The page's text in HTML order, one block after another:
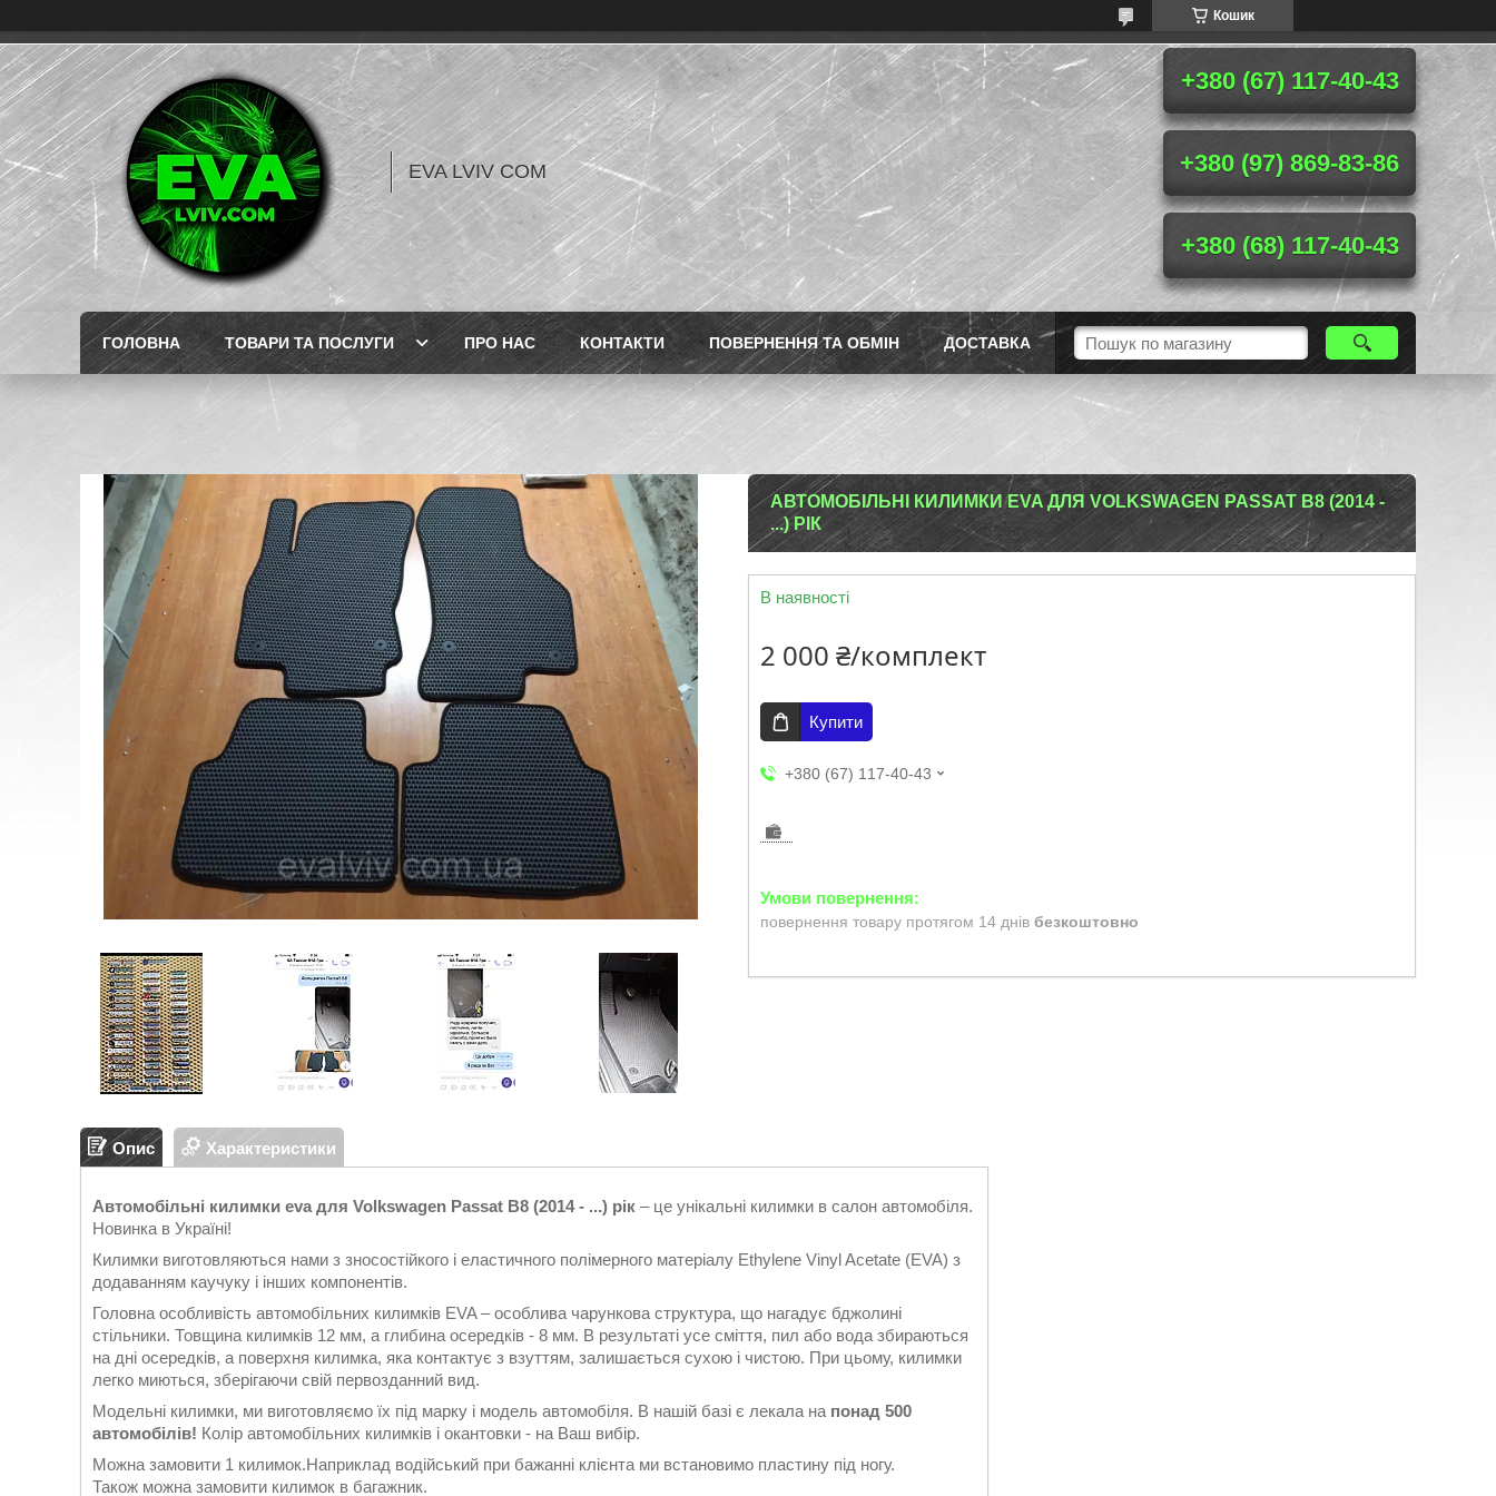
Кошик
EVA LVIV COM
+380 (67) 117-40-43
+380 (97) 869-83-86
+380 (68) 117-40-43
ГОЛОВНА ТОВАРИ ТА ПОСЛУГИ ПРО НАС КОНТАКТИ ПОВЕРНЕННЯ ТА ОБМІН ДОСТАВКА
АВТОМОБІЛЬНІ КИЛИМКИ EVA ДЛЯ VOLKSWAGEN PASSAT B8 (2014 -
...) РІК
В наявності
2 000 ₴/комплект
Купити
+380 (67) 117-40-43
повернення товару протягом 14 днів безкоштовно
Опис Характеристики
Автомобільні килимки eva для Volkswagen Passat B8 (2014 - ...) рік – це унікальні килимки в салон автомобіля.
Новинка в Україні!
Килимки виготовляються нами з зносостійкого і еластичного полімерного матеріалу Ethylene Vinyl Acetate (EVA) з
додаванням каучуку і інших компонентів.
Головна особливість автомобільних килимків EVA – особлива чарункова структура, що нагадує бджолині
стільники. Товщина килимків 12 мм, а глибина осередків - 8 мм. В результаті усе сміття, пил або вода збираються
на дні осередків, а поверхня килимка, яка контактує з взуттям, залишається сухою і чистою. При цьому, килимки
легко миються, зберігаючи свій первозданний вид.
Модельні килимки, ми виготовляємо їх під марку і модель автомобіля. В нашій базі є лекала на понад 500
автомобілів! Колір автомобільних килимків і окантовки - на Ваш вибір.
Можна замовити 1 килимок.Наприклад водійський при бажанні клієнта ми встановимо пластину під ногу.
Також можна замовити килимок в багажник.